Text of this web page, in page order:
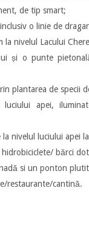
de tip smart;
o linie de
la nivelul Lacului
și o punte
plantarea de specii
apei,
nivelul luciului apei
bărci
si un ponton
restaurante/cantină.